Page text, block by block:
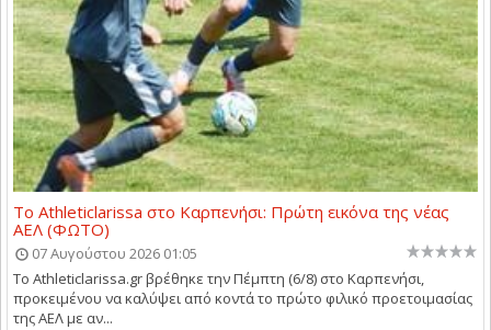
Το Athleticlarissa στο Καρπενήσι: Πρώτη εικόνα της νέας
ΑΕΛ (ΦΩΤΟ)
07 Αυγούστου 2026 01:05
Το Athleticlarissa.gr βρέθηκε την Πέμπτη (6/8) στο Καρπενήσι,
προκειμένου να καλύψει από κοντά το πρώτο φιλικό προετοιμασίας
της ΑΕΛ με αν...